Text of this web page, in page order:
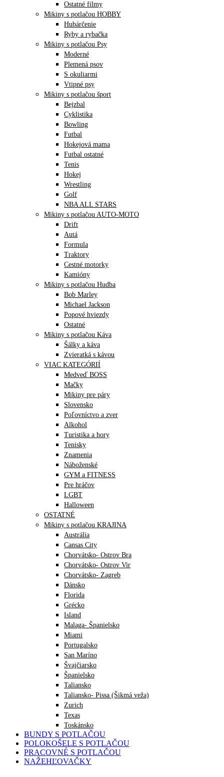
Ostatné filmy
Mikiny s potlačou HOBBY
Hubárčenie
Ryby a rybačka
Mikiny s potlačou Psy
Moderné
Plemená psov
S okuliarmi
Vtipné psy
Mikiny s potlačou šport
Bejzbal
Cyklistika
Bowling
Futbal
Hokejová mama
Futbal ostatné
Tenis
Hokej
Wrestling
Golf
NBA ALL STARS
Mikiny s potlačou AUTO-MOTO
Drift
Autá
Formula
Traktory
Cestné motorky
Kamióny
Mikiny s potlačou Hudba
Bob Marley
Michael Jackson
Popové hviezdy
Ostatné
Mikiny s potlačou Káva
Šálky a káva
Zvieratká s kávou
VIAC KATEGÓRIÍ
Medveď BOSS
Mačky
Mikiny pre páry
Slovensko
Poľovníctvo a zver
Alkohol
Turistika a hory
Tenisky
Znamenia
Náboženské
GYM a FITNESS
Pre hráčov
LGBT
Halloween
OSTATNÉ
Mikiny s potlačou KRAJINA
Austrália
Cansas City
Chorvátsko- Ostrov Bra
Chorvátsko- Ostrov Vir
Chorvátsko- Zagreb
Dánsko
Florida
Grécko
Island
Malaga- Španielsko
Miami
Portugalsko
San Maríno
Švajčiarsko
Španielsko
Taliansko
Taliansko- Pissa (Šikmá veža)
Zurich
Texas
Toskánsko
BUNDY S POTLAČOU
POLOKOŠELE S POTLAČOU
PRACOVNÉ S POTLAČOU
NAŽEHĽOVAČKY